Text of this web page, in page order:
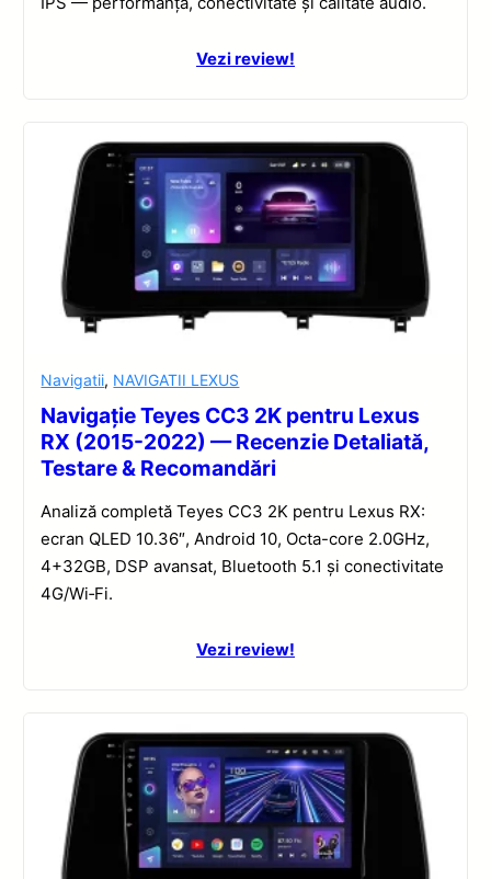
Vezi review!
Navigatii, NAVIGATII LEXUS
Navigație Teyes CC3 2K pentru Lexus
RX (2015-2022) — Recenzie Detaliată,
Testare & Recomandări
Analiză completă Teyes CC3 2K pentru Lexus RX:
ecran QLED 10.36″, Android 10, Octa-core 2.0GHz,
4+32GB, DSP avansat, Bluetooth 5.1 și conectivitate
4G/Wi‑Fi.
Vezi review!